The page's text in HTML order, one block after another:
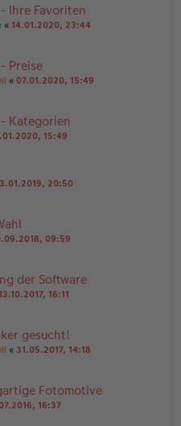
Ihre Favoriten
« 14.01.2020, 23:44
Preise
« 07.01.2020, 15:49
Kategorien
15:49
20:50
09:59
der Software
13.10.2017, 16:11
gesucht!
« 31.05.2017, 14:18
Fotomotive
16:37